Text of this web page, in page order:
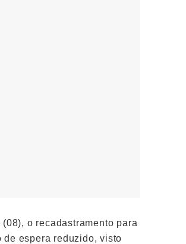
o recadastramento para
espera reduzido, visto